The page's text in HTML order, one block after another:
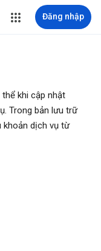
Đăng nhập
khi cập nhật
Trong bản lưu trữ
khoản dịch vụ từ